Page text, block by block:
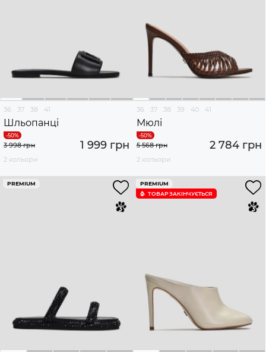
36 37 38 41
Шльопанці
1 999 грн
3 998 грн
2 кольори
36 37 38 39 40 41
Мюлі
2 784 грн
5 568 грн
2 кольори
PREMIUM
PREMIUM
ТОВАР ЗАКІНЧУЄTЬСЯ